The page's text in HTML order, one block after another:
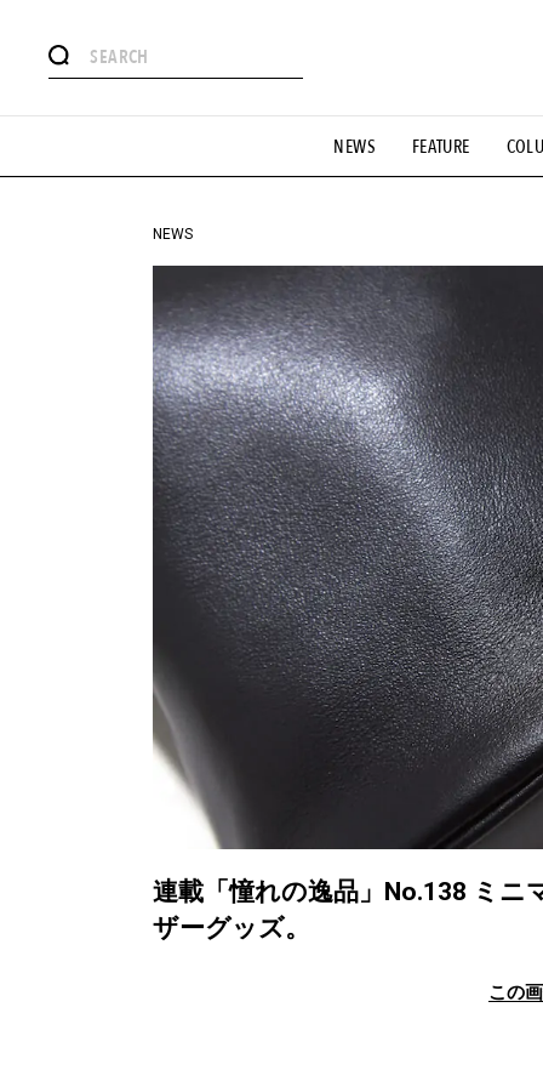
NEWS FEATURE
#憧れの逸品 #ESSENTIAL
#GH 銘品の所以 #フイナムのYouTube #Commune H
#HANDSOME HANDBOOK
NEWS
連載「憧れの逸品」No.138 ミ
ザーグッズ。
この